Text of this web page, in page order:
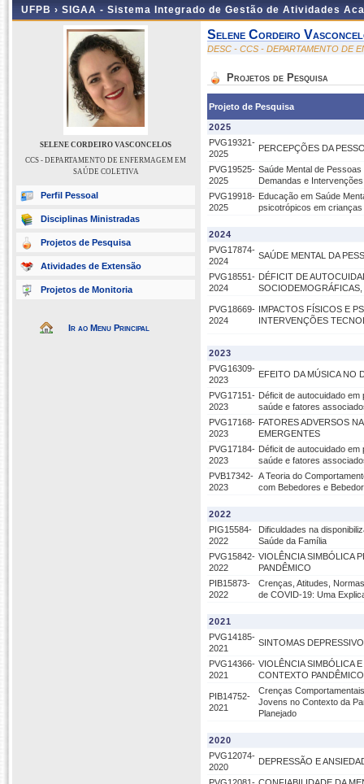
UFPB › SIGAA - Sistema Integrado de Gestão de Atividades
SELENE CORDEIRO VASCONCELOS
CCS - DEPARTAMENTO DE ENFERMAGEM EM
SAÚDE COLETIVA
Perfil Pessoal
Disciplinas Ministradas
Projetos de Pesquisa
Atividades de Extensão
Projetos de Monitoria
Ir ao Menu Principal
Selene Cordeiro
DESC - CCS - DEPARTAMENTO DE
Projetos de Pesquisa
Projeto de Pesquisa
2025
PVG19321-
2025
PERCEPÇÕES DA
PVG19525-
2025
Saúde Mental de
Demandas e
PVG19918-
2025
Educação em Saúde
psicotrópicos em
2024
PVG17874-
2024
SAÚDE MENTAL DA
PVG18551-
2024
DÉFICIT DE
PVG18669-
2024
IMPACTOS FÍSICOS E
INTERVENÇÕES
2023
PVG16309-
2023
EFEITO DA MÚSICA NO
PVG17151-
2023
Déficit de autocuidado
saúde e fatores
PVG17168-
2023
FATORES ADVERSOS
EMERGENTES
PVG17184-
2023
Déficit de autocuidado
saúde e fatores
PVB17342-
2023
A Teoria do
com Bebedores e
2022
PIG15584-
2022
Dificuldades na
Saúde da Família
PVG15842-
2022
VIOLÊNCIA SIMBÓLICA
PANDÊMICO
PIB15873-
2022
Crenças, Atitudes,
de COVID-19: Uma
2021
PVG14185-
2021
SINTOMAS
PVG14366-
2021
VIOLÊNCIA SIMBÓLICA
CONTEXTO PANDÊMICO
PIB14752-
2021
Crenças
Jovens no Contexto da
Planejado
2020
PVG12074-
2020
DEPRESSÃO E